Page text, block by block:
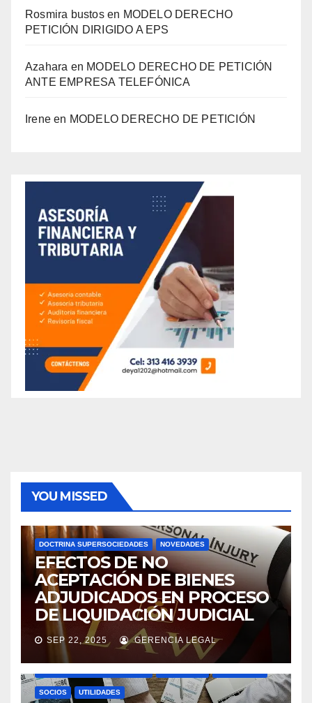
Rosmira bustosen MODELO DERECHO
PETICIÓN DIRIGIDO A EPS
Azahara en MODELO DERECHO DE PETICIÓN
ANTE EMPRESA TELEFÓNICA
Irene en MODELO DERECHO DE PETICIÓN
YOU MISSED
DOCTRINA SUPERSOCIEDADES NOVEDADES
EFECTOS DE NO
ACEPTACIÓN DE BIENES
ADJUDICADOS EN PROCESO
DE LIQUIDACIÓN JUDICIAL
SEP 22, 2025 GERENCIA LEGAL
ASAMBLEAS ACCIONISTAS DIVIDENDOS
SOCIOS UTILIDADES